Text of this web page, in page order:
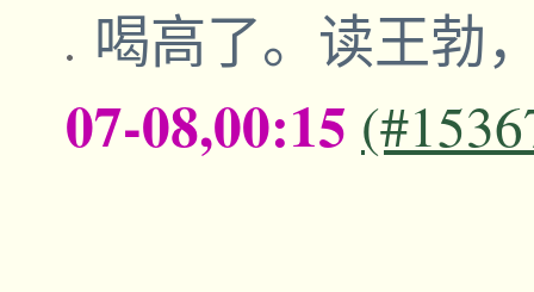
喝高了。读王勃
07-08,00:15